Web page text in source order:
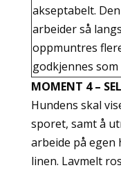
akseptabelt.
arbeider så
oppmuntres
godkjennes
MOMENT 4 –
Hundens skal
sporet, samt å
arbeide på egen
linen. Lavmelt